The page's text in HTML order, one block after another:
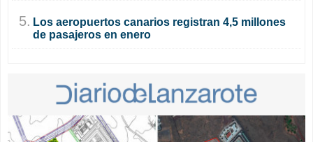
5. Los aeropuertos canarios registran 4,5 millones
de pasajeros en enero